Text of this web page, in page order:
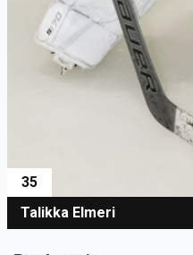
35
Talikka Elmeri